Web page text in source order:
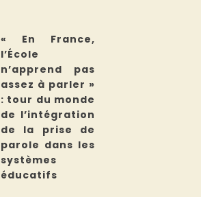
« En France,
l’École
n’apprend pas
assez à parler »
: tour du monde
de l’intégration
de la prise de
parole dans les
systèmes
éducatifs